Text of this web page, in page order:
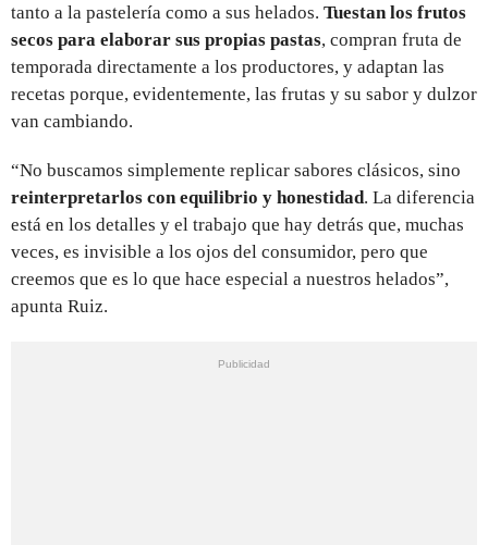
tanto a la pastelería como a sus helados. Tuestan los frutos
secos para elaborar sus propias pastas, compran fruta de
temporada directamente a los productores, y adaptan las
recetas porque, evidentemente, las frutas y su sabor y dulzor
van cambiando.
“No buscamos simplemente replicar sabores clásicos, sino
reinterpretarlos con equilibrio y honestidad. La diferencia
está en los detalles y el trabajo que hay detrás que, muchas
veces, es invisible a los ojos del consumidor, pero que
creemos que es lo que hace especial a nuestros helados”,
apunta Ruiz.